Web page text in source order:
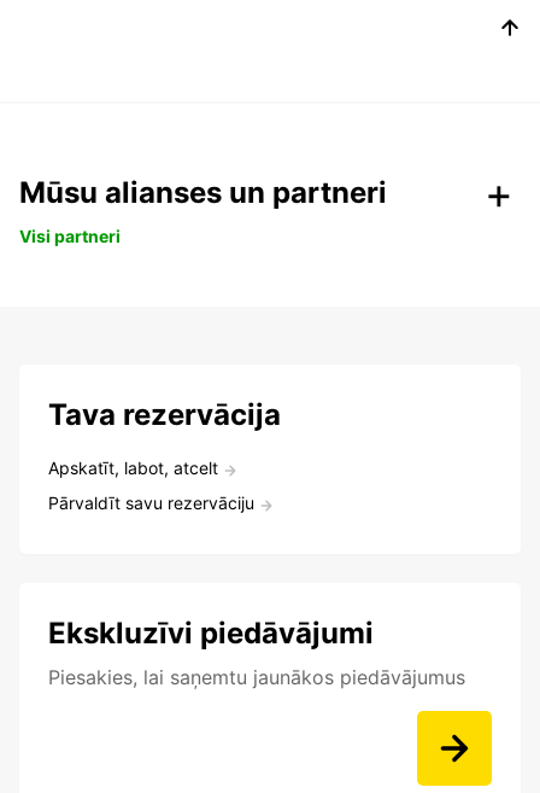
Mūsu alianses un partneri
Visi partneri
Tava rezervācija
Apskatīt, labot, atcelt
Pārvaldīt savu rezervāciju
Ekskluzīvi piedāvājumi
Piesakies, lai saņemtu jaunākos piedāvājumus